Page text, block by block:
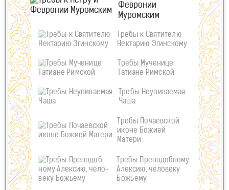
Февронии
Муромским
Требы к Святителю
Нектарию Эгинскому
Требы Мученице
Татиане Римской
Требы Неупиваемая
Чаша
Требы Почаевской
иконе Божией
Матери
Требы Пре­по­доб­ному
Алек­сию, че­ло­веку
Бо­жьему